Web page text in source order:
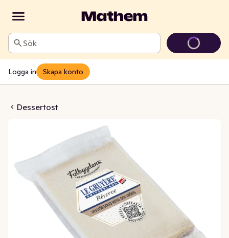
Sök
Logga in Skapa konto
Dessertost
Opastöriserad 10M